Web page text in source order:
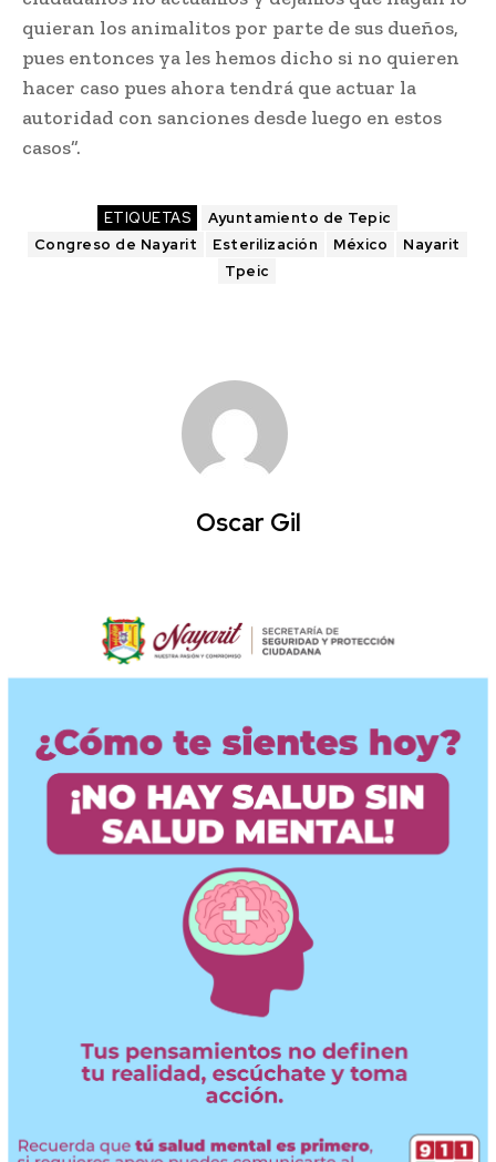
quieran los animalitos por parte de sus dueños,
pues entonces ya les hemos dicho si no quieren
hacer caso pues ahora tendrá que actuar la
autoridad con sanciones desde luego en estos
casos”.
ETIQUETAS
Ayuntamiento de Tepic
Congreso de Nayarit
Esterilización México
Nayarit
Tpeic
Oscar Gil